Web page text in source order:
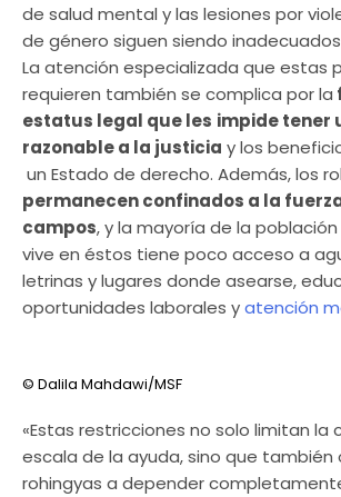
de salud mental y las lesiones por
de género siguen siendo
La atención especializada que estas
requieren también se complica por la
estatus legal que les impide tener
razonable a la justicia y los
un Estado de derecho. Además, los
permanecen confinados a la
campos, y la mayoría de la
vive en éstos tiene poco acceso a
letrinas y lugares donde asearse,
oportunidades laborales yatención
© Dalila Mahdawi/MSF
«Estas restricciones no solo limitan la
escala de la ayuda, sino que también
rohingyas a depender